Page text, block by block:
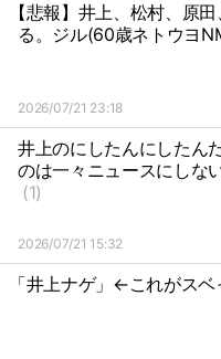
【悲報】井上、松村、原
る。ジル(60歳ネトウヨ
2026/07/21 23:18
井上のにしたんにしたん
のは一々ニュースにしな
(1)
2026/07/21 15:32
「井上ナゲ」←これがス